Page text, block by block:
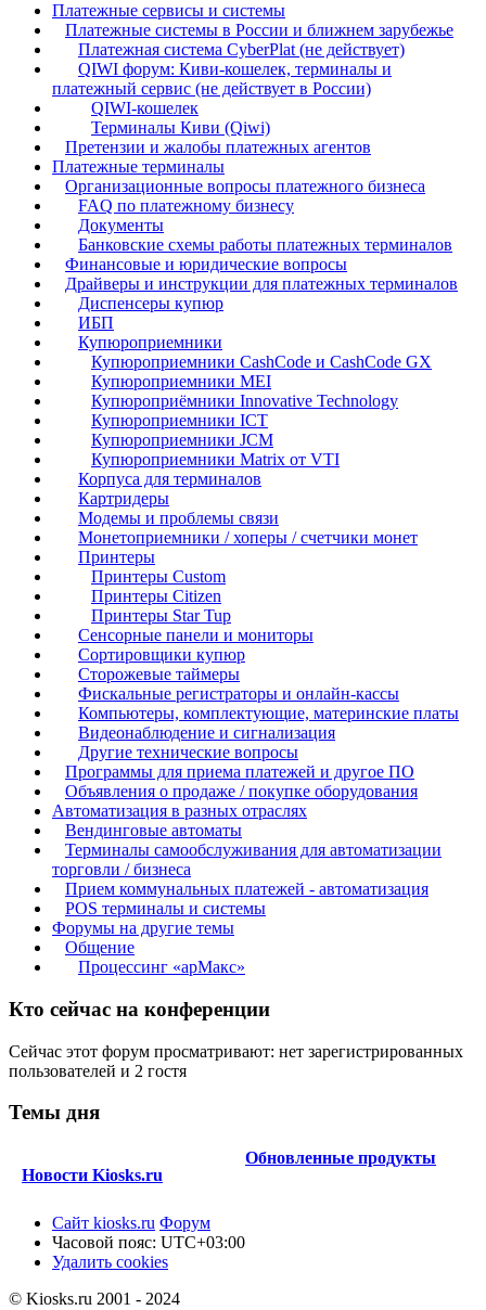
Платежные сервисы и системы
Платежные системы в России и ближнем зарубежье
Платежная система CyberPlat (не действует)
QIWI форум: Киви-кошелек, терминалы и
платежный сервис (не действует в России)
QIWI-кошелек
Терминалы Киви (Qiwi)
Претензии и жалобы платежных агентов
Платежные терминалы
Организационные вопросы платежного бизнеса
FAQ по платежному бизнесу
Документы
Банковские схемы работы платежных терминалов
Финансовые и юридические вопросы
Драйверы и инструкции для платежных терминалов
Диспенсеры купюр
ИБП
Купюроприемники
Купюроприемники CashCode и CashCode GX
Купюроприемники MEI
Купюроприёмники Innovative Technology
Купюроприемники ICT
Купюроприемники JCM
Купюроприемники Matrix от VTI
Корпуса для терминалов
Картридеры
Модемы и проблемы связи
Монетоприемники / хоперы / счетчики монет
Принтеры
Принтеры Custom
Принтеры Citizen
Принтеры Star Tup
Сенсорные панели и мониторы
Сортировщики купюр
Сторожевые таймеры
Фискальные регистраторы и онлайн-кассы
Компьютеры, комплектующие, материнские платы
Видеонаблюдение и сигнализация
Другие технические вопросы
Программы для приема платежей и другое ПО
Объявления о продаже / покупке оборудования
Автоматизация в разных отраслях
Вендинговые автоматы
Терминалы самообслуживания для автоматизации
торговли / бизнеса
Прием коммунальных платежей - автоматизация
POS терминалы и системы
Форумы на другие темы
Общение
Процессинг «арМакс»
Кто сейчас на конференции
Сейчас этот форум просматривают: нет зарегистрированных
пользователей и 2 гостя
Темы дня
Новости Kiosks.ru
Обновленные продукты
Сайт kiosks.ru Форум
Часовой пояс: UTC+03:00
Удалить cookies
© Kiosks.ru 2001 - 2024